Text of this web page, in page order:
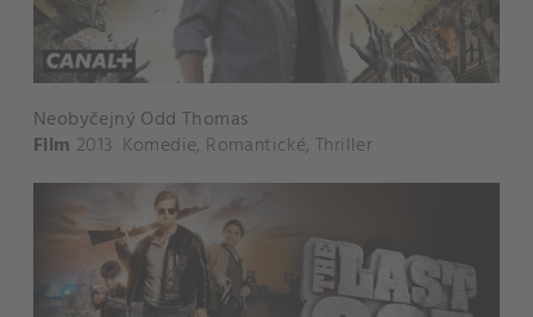
Neobyčejný Odd Thomas
Film 2013 Komedie, Romantické,Thriller